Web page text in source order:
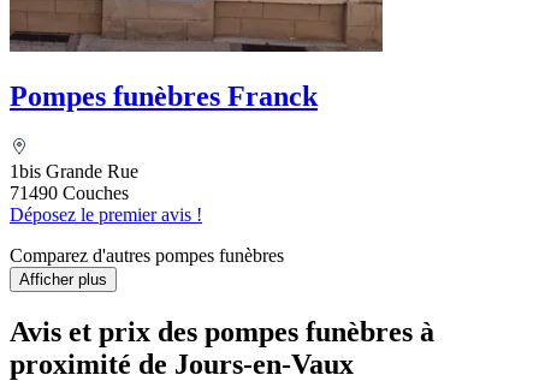
Pompes funèbres Franck
1bis Grande Rue
71490 Couches
Déposez le premier avis !
Comparez d'autres pompes funèbres
Afficher plus
Avis et prix des pompes funèbres à
proximité de Jours-en-Vaux